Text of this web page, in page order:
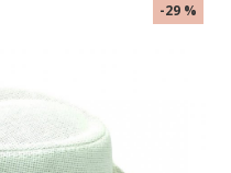
-29 %